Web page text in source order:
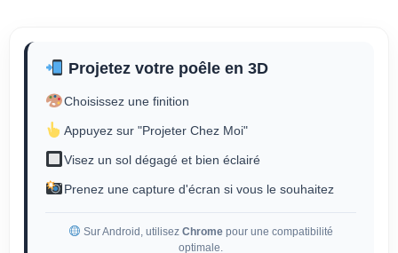
Projetez votre poêle en 3D
Choisissez une finition
Appuyez sur "Projeter Chez Moi"
Visez un sol dégagé et bien éclairé
Prenez une capture d'écran si vous le souhaitez
Sur Android, utilisez Chromepour une compatibilité
optimale.